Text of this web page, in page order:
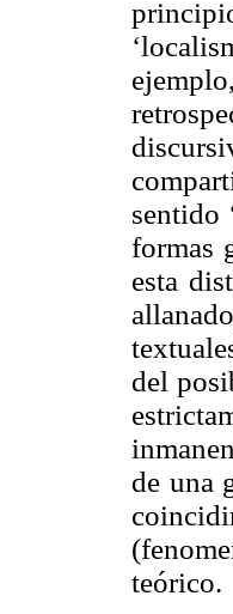
sentido
formas
esta
del
de una
teórico.